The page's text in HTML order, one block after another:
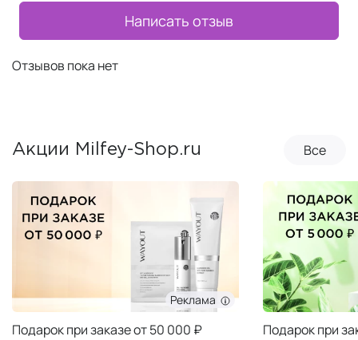
Написать отзыв
Отзывов пока нет
Акции Milfey-Shop.ru Все
Реклама
Подарок при заказе от 50 000 ₽ Подарок при